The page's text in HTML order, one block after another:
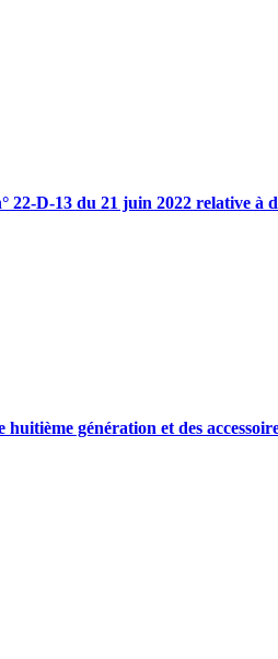
D-13 du 21 juin 2022 relative à
génération et des